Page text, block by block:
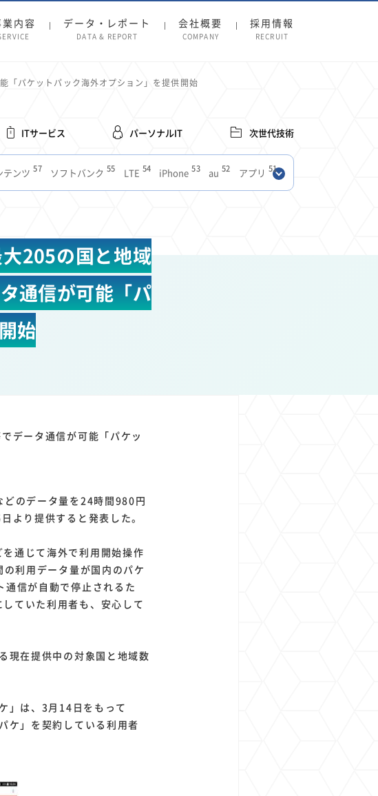
業内容 データ・レポート
DATA & REPORT
会社概要
COMPANY
採用情報
RECRUIT
「パケットパック海外オプション」を提供開始
ITサービス パーソナルIT 次世代技術
テンツ 57 ソフトバンク 55 LTE 54 iPhone 53 au 52 アプリ 51
31 MVNO 28 SIM 27 電波 27 全国 24 楽天モバイル 22
配信 ニュースアプリ クラウドストレージ
4 AI 4 Copilot 3 OpenAI 3
YouTube 2 iPad 2 リスク 2 2
勢 1 輸送費 1 Facebook 1 twitter
1 共通ポイント
205の国と地域
通信が可能「パ
始
データ通信が可能「パケッ
のデータ量を24時間980円
より提供すると発表した。
通じて海外で利用開始操作
利用データ量が国内のパケ
信が自動で停止されるた
ていた利用者も、安心して
現在提供中の対象国と地域数
」は、3月14日をもって
ケ」を契約している利用者